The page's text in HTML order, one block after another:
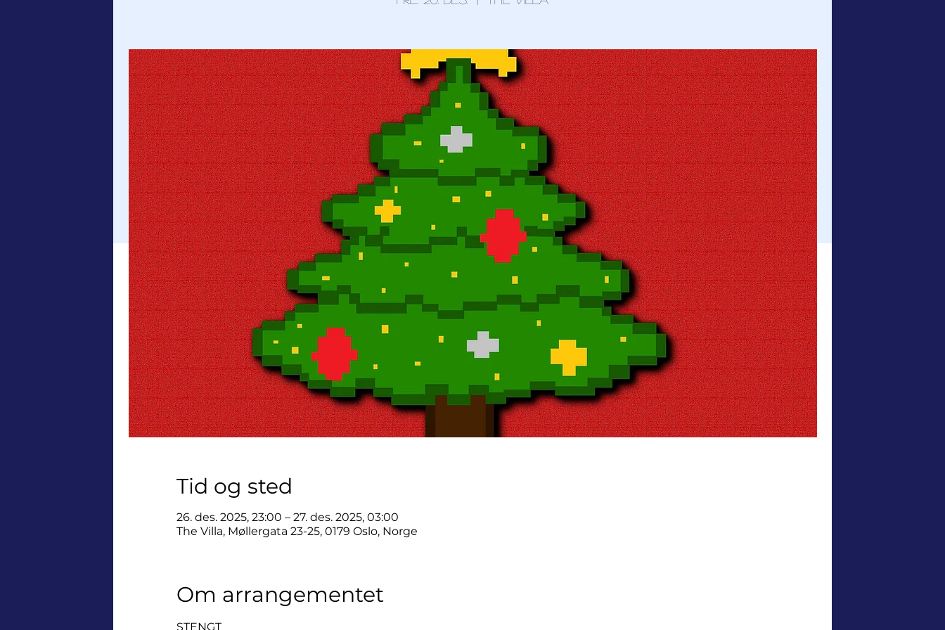
Tid og sted
26. des. 2025, 23:00 – 27. des. 2025, 03:00
The Villa, Møllergata 23-25, 0179 Oslo, Norge
Om arrangementet
STENGT